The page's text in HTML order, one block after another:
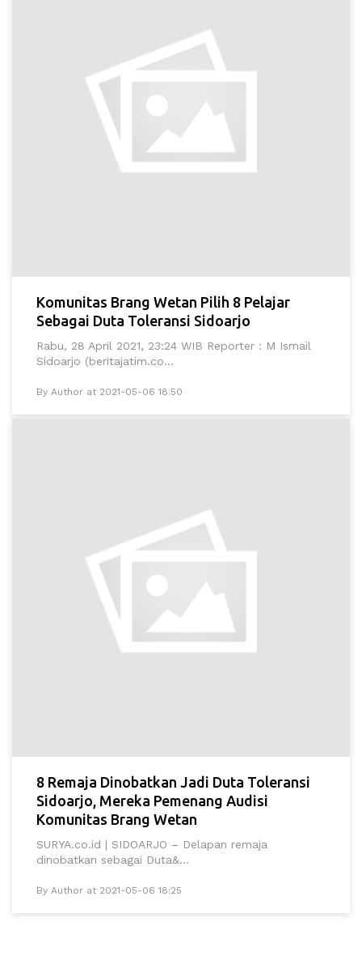
Komunitas Brang Wetan Pilih 8 Pelajar
Sebagai Duta Toleransi Sidoarjo
Rabu, 28 April 2021, 23:24 WIB Reporter : M Ismail
Sidoarjo (beritajatim.co...
By Author at 2021-05-06 18:50
8 Remaja Dinobatkan Jadi Duta Toleransi
Sidoarjo, Mereka Pemenang Audisi
Komunitas Brang Wetan
SURYA.co.id | SIDOARJO – Delapan remaja
dinobatkan sebagai Duta&...
By Author at 2021-05-06 18:25